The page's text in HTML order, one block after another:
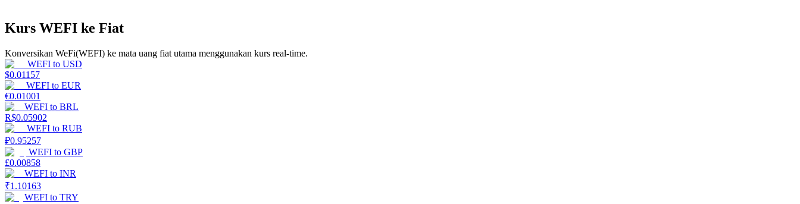
Strategi perdagangan
Pelajari cara untuk tetap menghasilkan keuntungan
Kurs WEFI ke Fiat
Konversikan WeFi(WEFI) ke mata uang fiat utama menggunakan kurs real-time.
WEFI to USD
$0.01157
WEFI to EUR
€0.01001
WEFI to BRL
R$0.05902
WEFI to RUB
₽0.95257
WEFI to GBP
£0.00858
WEFI to INR
₹1.10163
WEFI to TRY